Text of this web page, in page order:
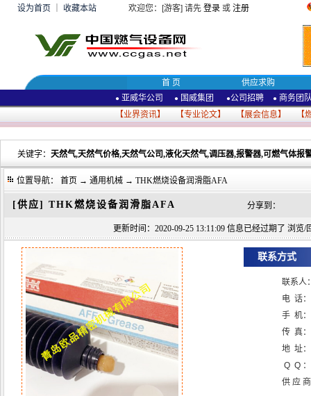
设为首页 收藏本站 欢迎您：[游客] 请先 登录或 注册
首 页 供应求购
● 亚威华公司 ● 国威集团 ●公司招聘 ● 商务团
【业界资讯】 【专业论文】 【展会信息】 【
关键字： 天然气,天然气价格,天然气公司,液化天然气,调压器,报警器,可燃气体
位置导航： 首页 → 通用机械 → THK燃烧设备润滑脂AFA
[供应] THK燃烧设备润滑脂AFA 分享到：
更新时间：2020-09-25 13:11:09 信息已经过期了 浏览/
联系方式
联系人
电 话：
手 机：
传 真
地 址：
Q Q ：
供 应